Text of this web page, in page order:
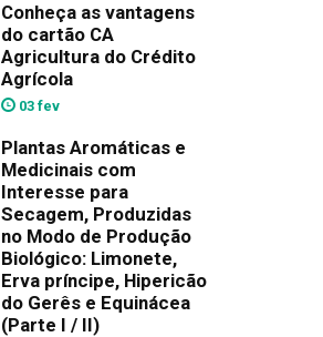
Conheça as vantagens
do cartão CA
Agricultura do Crédito
Agrícola
03 fev
Plantas Aromáticas e
Medicinais com
Interesse para
Secagem, Produzidas
no Modo de Produção
Biológico: Limonete,
Erva príncipe, Hipericão
do Gerês e Equinácea
(Parte I / II)